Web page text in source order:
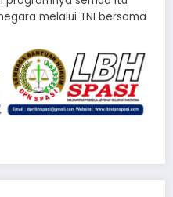
melalui TNI bersama